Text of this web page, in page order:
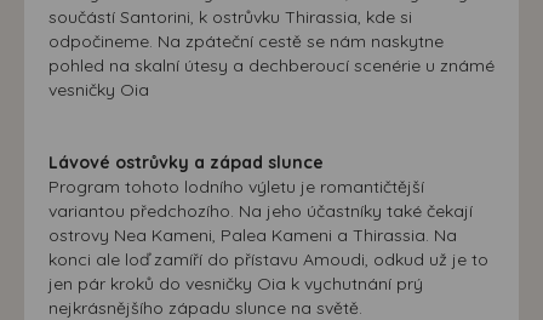
součástí Santorini, k ostrůvku Thirassia, kde si
odpočineme. Na zpáteční cestě se nám naskytne
pohled na skalní útesy a dechberoucí scenérie u známé
vesničky Oia
Lávové ostrůvky a západ slunce
Program tohoto lodního výletu je romantičtější
variantou předchozího. Na jeho účastníky také čekají
ostrovy Nea Kameni, Palea Kameni a Thirassia. Na
konci ale loď zamíří do přístavu Amoudi, odkud už je to
jen pár kroků do vesničky Oia k vychutnání prý
nejkrásnějšího západu slunce na světě.